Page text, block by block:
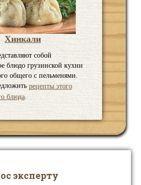
Хинкали
собой
блюдо грузинской кухни
общего с пельменями.
рецепты этого
блюда.
эксперту